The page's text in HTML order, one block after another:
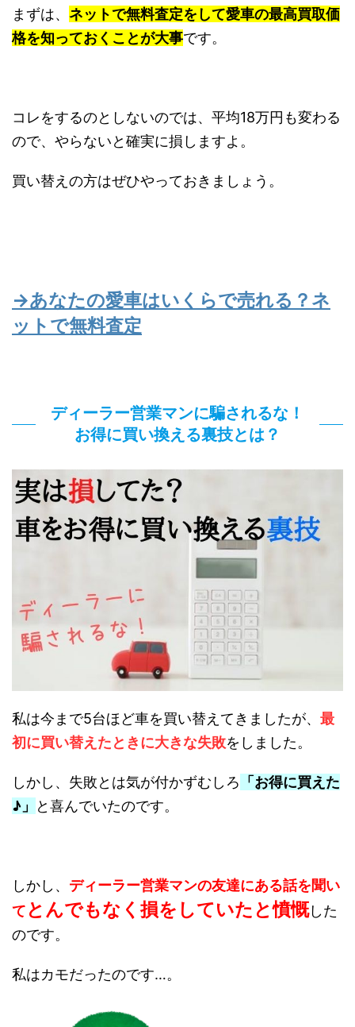
まずは、 ネットで無料査定をして愛車の最高買取価
格を知っておくことが大事です。
コレをするのとしないのでは、平均18万円も変わる
ので、やらないと確実に損しますよ。
買い替えの方はぜひやっておきましょう。
→あなたの愛車はいくらで売れる？ネ
ットで無料査定
ディーラー営業マンに騙されるな！
お得に買い換える裏技とは？
私は今まで5台ほど車を買い替えてきましたが、 最
初に買い替えたときに大きな失敗をしました。
しかし、失敗とは気が付かずむしろ 「お得に買えた
♪」
と喜んでいたのです。
しかし、 ディーラー営業マンの友達にある話を聞い
て とんでもなく損をしていたと憤慨した
のです。
私はカモだったのです…。